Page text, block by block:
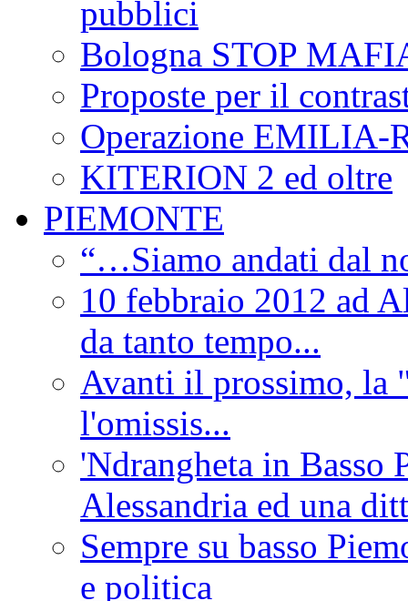
pubblici
Bologna STOP
Proposte per il
Operazione EMILIA-
KITERION 2 ed oltre
PIEMONTE
“…Siamo andati dal
10 febbraio 2012 ad
da tanto tempo...
Avanti il prossimo, la
l'omissis...
'Ndrangheta in Basso
Alessandria ed una
Sempre su basso
e politica